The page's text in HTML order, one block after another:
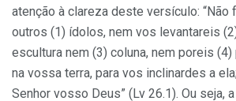
atenção à clareza deste versículo: “Não
outros (1) ídolos, nem vos levantareis
escultura nem (3) coluna, nem poreis
na vossa terra, para vos inclinardes a
Senhor vosso Deus” (Lv 26.1). Ou seja,